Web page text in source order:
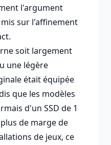
l'argument
sur l'affinement
soit largement
une légère
était équipée
que les modèles
d'un SSD de 1
de marge de
de jeux, ce